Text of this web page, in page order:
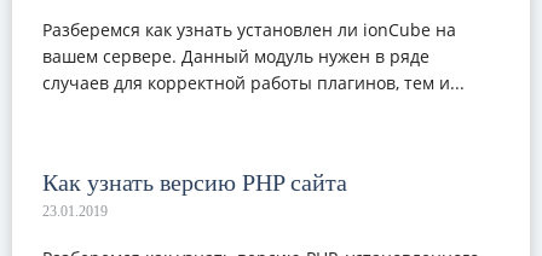
Разберемся как узнать установлен ли ionCube на
вашем сервере. Данный модуль нужен в ряде
случаев для корректной работы плагинов, тем и...
Как узнать версию PHP сайта